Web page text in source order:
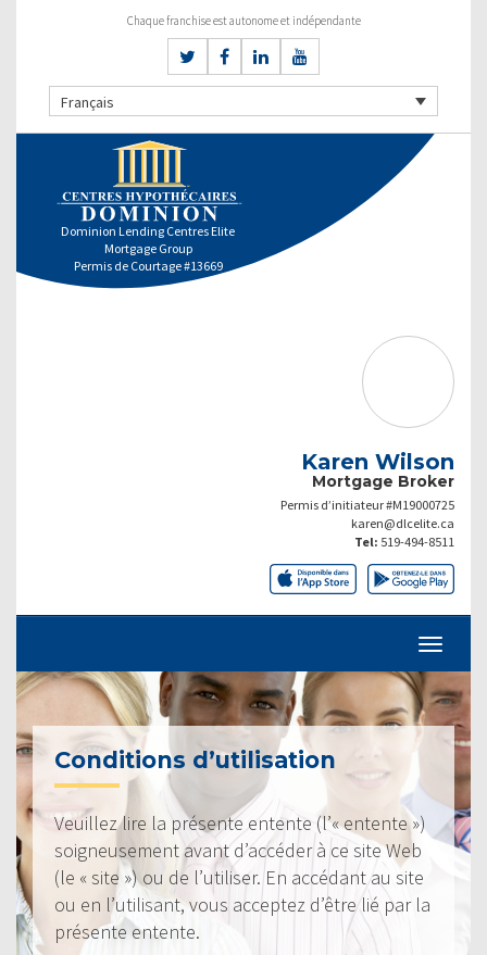
Chaque franchise est autonome et indépendante
Français
Dominion Lending Centres Elite
Mortgage Group
Permis de Courtage #13669
Karen Wilson
Mortgage Broker
Permis d’initiateur #M19000725
karen@dlcelite.ca
Tel: 519-494-8511
Conditions d’utilisation
Veuillez lire la présente entente (l’« entente »)
soigneusement avant d’accéder à ce site Web
(le « site ») ou de l’utiliser. En accédant au site
ou en l’utilisant, vous acceptez d’être lié par la
présente entente.